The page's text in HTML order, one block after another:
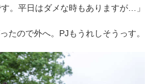
。平日はダメな時もありますが…」
たので外へ。PJもうれしそうっす。